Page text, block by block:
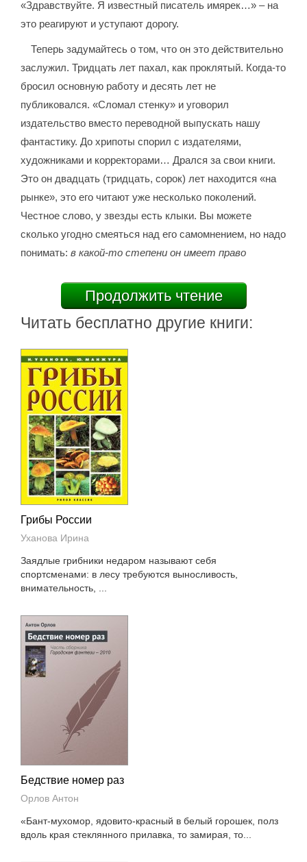
«Здравствуйте. Я известный писатель имярек…» – на
это реагируют и уступают дорогу.
Теперь задумайтесь о том, что он это действительно
заслужил. Тридцать лет пахал, как проклятый. Когда-то
бросил основную работу и десять лет не
публиковался. «Сломал стенку» и уговорил
издательство вместо переводной выпускать нашу
фантастику. До хрипоты спорил с издателями,
художниками и корректорами… Дрался за свои книги.
Это он двадцать (тридцать, сорок) лет находится «на
рынке», это его читают уже несколько поколений.
Честное слово, у звезды есть клыки. Вы можете
сколько угодно смеяться над его самомнением, но надо
понимать:в какой-то степени он имеет право
Продолжить чтение
Читать бесплатно другие книги:
Грибы России
Уханова Ирина
Заядлые грибники недаром называют себя
спортсменами: в лесу требуются выносливость,
внимательность, ...
Бедствие номер раз
Орлов Антон
«Бант-мухомор, ядовито-красный в белый горошек, полз
вдоль края стеклянного прилавка, то замирая, то...